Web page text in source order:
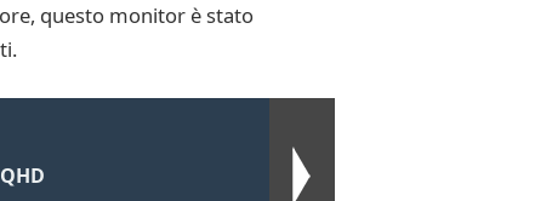
questo monitor è stato